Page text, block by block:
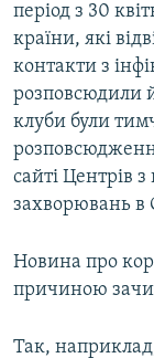
період з 30
країни, які
контакти з
розповсюдили
клуби були
сайті Центрів
захворювань
Новина про
причиною
Так,